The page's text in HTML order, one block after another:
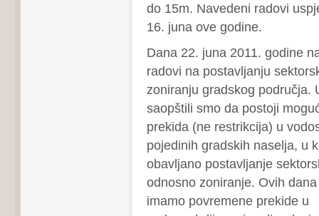
do 15m. Navedeni radovi
16. juna ove godine.
Dana 22. juna 2011. godine
radovi na postavljanju
zoniranju gradskog područja.
saopštili smo da postoji
prekida (ne restrikcija) u
pojedinih gradskih naselja, u
obavljano postavljanje
odnosno zoniranje. Ovih
imamo povremene prekide u